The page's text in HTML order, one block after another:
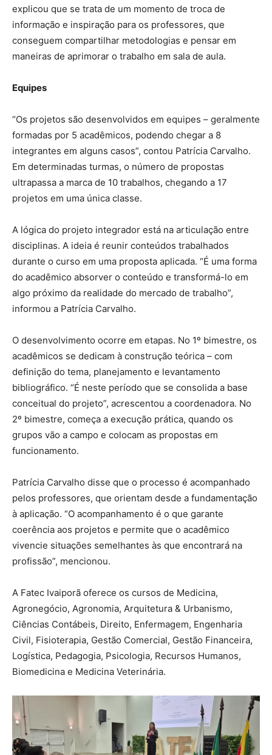
explicou que se trata de um momento de troca de
informação e inspiração para os professores, que
conseguem compartilhar metodologias e pensar em
maneiras de aprimorar o trabalho em sala de aula.
Equipes
“Os projetos são desenvolvidos em equipes – geralmente
formadas por 5 acadêmicos, podendo chegar a 8
integrantes em alguns casos”, contou Patrícia Carvalho.
Em determinadas turmas, o número de propostas
ultrapassa a marca de 10 trabalhos, chegando a 17
projetos em uma única classe.
A lógica do projeto integrador está na articulação entre
disciplinas. A ideia é reunir conteúdos trabalhados
durante o curso em uma proposta aplicada. “É uma forma
do acadêmico absorver o conteúdo e transformá-lo em
algo próximo da realidade do mercado de trabalho”,
informou a Patrícia Carvalho.
O desenvolvimento ocorre em etapas. No 1º bimestre, os
acadêmicos se dedicam à construção teórica – com
definição do tema, planejamento e levantamento
bibliográfico. “É neste período que se consolida a base
conceitual do projeto”, acrescentou a coordenadora. No
2º bimestre, começa a execução prática, quando os
grupos vão a campo e colocam as propostas em
funcionamento.
Patrícia Carvalho disse que o processo é acompanhado
pelos professores, que orientam desde a fundamentação
à aplicação. “O acompanhamento é o que garante
coerência aos projetos e permite que o acadêmico
vivencie situações semelhantes às que encontrará na
profissão”, mencionou.
A Fatec Ivaiporã oferece os cursos de Medicina,
Agronegócio, Agronomia, Arquitetura & Urbanismo,
Ciências Contábeis, Direito, Enfermagem, Engenharia
Civil, Fisioterapia, Gestão Comercial, Gestão Financeira,
Logística, Pedagogia, Psicologia, Recursos Humanos,
Biomedicina e Medicina Veterinária.